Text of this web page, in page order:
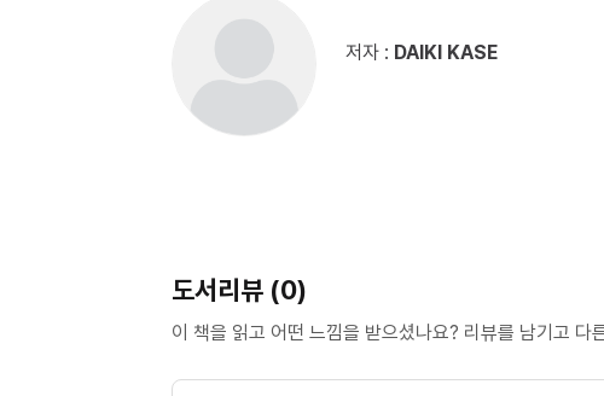
저자 : DAIKI KASE
도서리뷰 (0)
이 책을 읽고 어떤 느낌을 받으셨나요? 리뷰를 남기고 다